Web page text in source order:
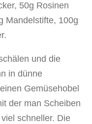
50g Rosinen
Mandelstifte, 100g
und die
in dünne
Gemüsehobel
der man Scheiben
schneller. Die